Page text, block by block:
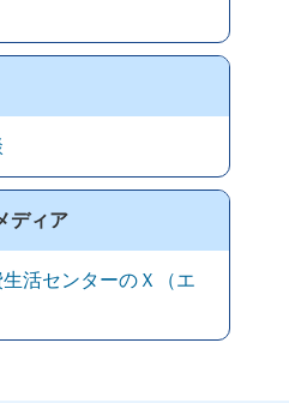
ディア
活センターのＸ（エ